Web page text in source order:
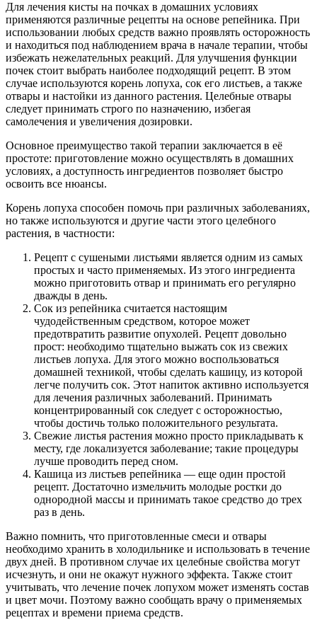
Для лечения кисты на почках в домашних условиях
применяются различные рецепты на основе репейника. При
использовании любых средств важно проявлять осторожность
и находиться под наблюдением врача в начале терапии, чтобы
избежать нежелательных реакций. Для улучшения функции
почек стоит выбрать наиболее подходящий рецепт. В этом
случае используются корень лопуха, сок его листьев, а также
отвары и настойки из данного растения. Целебные отвары
следует принимать строго по назначению, избегая
самолечения и увеличения дозировки.
Основное преимущество такой терапии заключается в её
простоте: приготовление можно осуществлять в домашних
условиях, а доступность ингредиентов позволяет быстро
освоить все нюансы.
Корень лопуха способен помочь при различных заболеваниях,
но также используются и другие части этого целебного
растения, в частности:
Рецепт с сушеными листьями является одним из самых
простых и часто применяемых. Из этого ингредиента
можно приготовить отвар и принимать его регулярно
дважды в день.
Сок из репейника считается настоящим
чудодейственным средством, которое может
предотвратить развитие опухолей. Рецепт довольно
прост: необходимо тщательно выжать сок из свежих
листьев лопуха. Для этого можно воспользоваться
домашней техникой, чтобы сделать кашицу, из которой
легче получить сок. Этот напиток активно используется
для лечения различных заболеваний. Принимать
концентрированный сок следует с осторожностью,
чтобы достичь только положительного результата.
Свежие листья растения можно просто прикладывать к
месту, где локализуется заболевание; такие процедуры
лучше проводить перед сном.
Кашица из листьев репейника — еще один простой
рецепт. Достаточно измельчить молодые ростки до
однородной массы и принимать такое средство до трех
раз в день.
Важно помнить, что приготовленные смеси и отвары
необходимо хранить в холодильнике и использовать в течение
двух дней. В противном случае их целебные свойства могут
исчезнуть, и они не окажут нужного эффекта. Также стоит
учитывать, что лечение почек лопухом может изменять состав
и цвет мочи. Поэтому важно сообщать врачу о применяемых
рецептах и времени приема средств.